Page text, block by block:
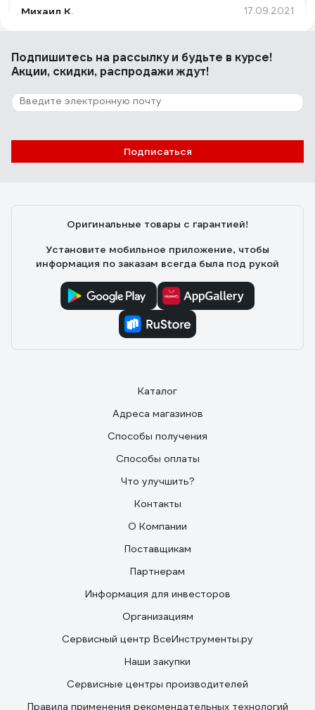
Михаил К. 17.09.2021
Качество.
20 отзывов
Отзыв о Lucky John Vanrex х8 BRAID Fluo
Green 125/012
Подпишитесь на рассылкуи будьте в курсе!
Акции, скидки, распродажи ждут!
Подписаться
Оригинальные товары с гарантией!
Установите мобильное приложение, чтобы
информация по заказам всегда была под рукой
Каталог
Адреса магазинов
Способы получения
Способы оплаты
Что улучшить?
Контакты
О Компании
Поставщикам
Партнерам
Информация для инвесторов
Организациям
Сервисный центр ВсеИнструменты.ру
Наши закупки
Сервисные центры производителей
Правила применения рекомендательных технологий